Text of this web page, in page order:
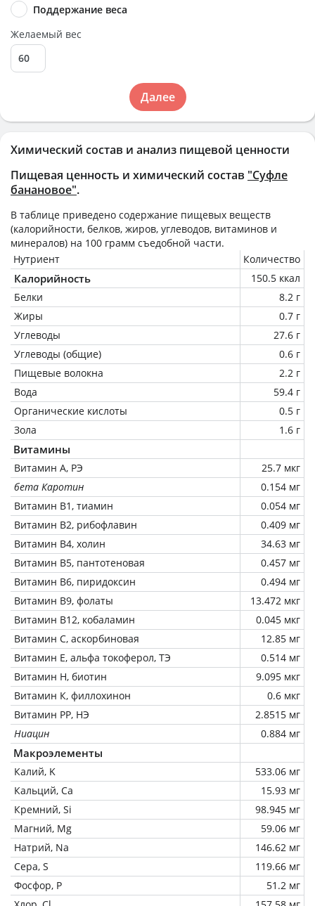
Химический состав и анализ пищевой ценности
Пищевая ценность и химический состав "Суфле
банановое".
В таблице приведено содержание пищевых веществ
(калорийности, белков, жиров, углеводов, витаминов и
минералов) на 100 грамм съедобной части.
Нутриент
Количество
Калорийность
150.5 ккал
Белки
8.2 г
Жиры
0.7 г
Углеводы
27.6 г
Углеводы (общие)
0.6 г
Пищевые волокна
2.2 г
Вода
59.4 г
Органические кислоты
0.5 г
Зола
1.6 г
Витамины
Витамин А, РЭ
25.7 мкг
бета Каротин
0.154 мг
Витамин В1, тиамин
0.054 мг
Витамин В2, рибофлавин
0.409 мг
Витамин В4, холин
34.63 мг
Витамин В5, пантотеновая
0.457 мг
Витамин В6, пиридоксин
0.494 мг
Витамин В9, фолаты
13.472 мкг
Витамин В12, кобаламин
0.045 мкг
Витамин C, аскорбиновая
12.85 мг
Витамин Е, альфа токоферол, ТЭ
0.514 мг
Витамин Н, биотин
9.095 мкг
Витамин К, филлохинон
0.6 мкг
Витамин РР, НЭ
2.8515 мг
Ниацин
0.884 мг
Макроэлементы
Калий, K
533.06 мг
Кальций, Ca
15.93 мг
Кремний, Si
98.945 мг
Магний, Mg
59.06 мг
Натрий, Na
146.62 мг
Сера, S
119.66 мг
Фосфор, P
51.2 мг
Поддержание веса
Желаемый вес
Далее